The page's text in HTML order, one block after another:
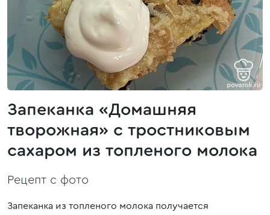
Запеканка «Домашняя
творожная» с тростниковым
сахаром из топленого молока
Рецепт с фото
Запеканка из топленого молока получается